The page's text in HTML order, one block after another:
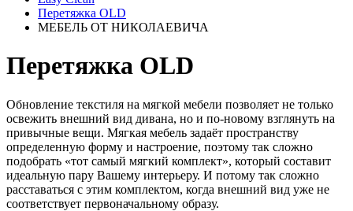
Перетяжка OLD
МЕБЕЛЬ ОТ НИКОЛАЕВИЧА
Перетяжка OLD
Обновление текстиля на мягкой мебели позволяет не только
освежить внешний вид дивана, но и по-новому взглянуть на
привычные вещи. Мягкая мебель задаёт пространству
определенную форму и настроение, поэтому так сложно
подобрать «тот самый мягкий комплект», который составит
идеальную пару Вашему интерьеру. И потому так сложно
расставаться с этим комплектом, когда внешний вид уже не
соответствует первоначальному образу.